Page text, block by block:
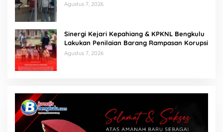
Agustus 7, 2026
Sinergi Kejari Kepahiang & KPKNL Bengkulu
Lakukan Penilaian Barang Rampasan Korupsi
Agustus 7, 2026